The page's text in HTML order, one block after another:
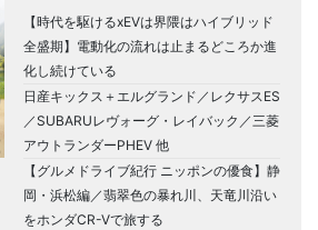
【時代を駆けるxEVは界隈はハイブリッド
全盛期】電動化の流れは止まるどころか進
化し続けている
日産キックス＋エルグランド／レクサスES
／SUBARUレヴォーグ・レイバック／三菱
アウトランダーPHEV 他
【グルメドライブ紀行 ニッポンの優食】静
岡・浜松編／翡翠色の暴れ川、天竜川沿い
をホンダCR-Vで旅する